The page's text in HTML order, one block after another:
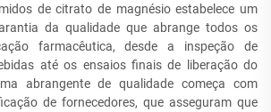
de citrato de magnésio estabelece um
da qualidade que abrange todos os
farmacêutica, desde a inspeção de
até os ensaios finais de liberação do
abrangente de qualidade começa com
de fornecedores, que asseguram que